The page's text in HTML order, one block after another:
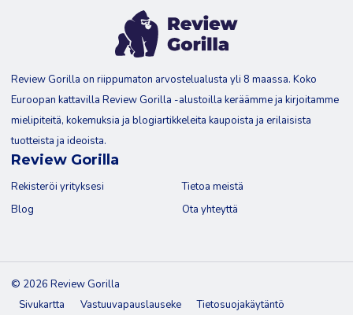
Review Gorilla on riippumaton arvostelualusta yli 8 maassa. Koko
Euroopan kattavilla Review Gorilla -alustoilla keräämme ja kirjoitamme
mielipiteitä, kokemuksia ja blogiartikkeleita kaupoista ja erilaisista
tuotteista ja ideoista.
Review Gorilla
Rekisteröi yrityksesi
Blog
Tietoa meistä
Ota yhteyttä
© 2026 Review Gorilla
Sivukartta
Vastuuvapauslauseke Tietosuojakäytäntö